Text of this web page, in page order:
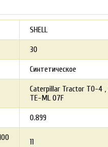
SHELL
30
Синтетическое
Caterpillar Tractor TO-4
TE-ML 07F
0.899
11